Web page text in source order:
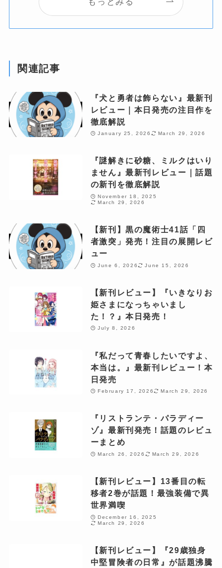
関連記事
『犬と勇者は飾らない』最新刊
レビュー｜本日発売の注目作を
徹底解説
January 25, 2026 March 29, 2026
『謎解きに砂糖、ミルクはいり
ません』最新刊レビュー｜話題
の新刊を徹底解説
November 18, 2025
March 29, 2026
【新刊】黒の魔術士41話「四
者激突」発売！注目の展開レビ
ュー
June 6, 2026 June 15, 2026
【新刊レビュー】『いきなりお
姫さまになっちゃいまし
た！？』本日発売！
July 8, 2026
『私だって青春したいですよ、
本当は。』最新刊レビュー！本
日発売
February 17, 2026 March 29, 2026
『リストランテ・パラディー
ゾ』最新刊発売！話題のレビュ
ーまとめ
March 26, 2026 March 29, 2026
【新刊レビュー】13番目の転
移者2巻が話題！最強装備で異
世界満喫
December 16, 2025
March 29, 2026
【新刊レビュー】『29歳独身
中堅冒険者の日常』が話題沸騰